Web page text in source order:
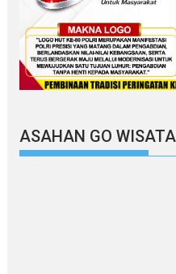
ASAHAN GO WISATA